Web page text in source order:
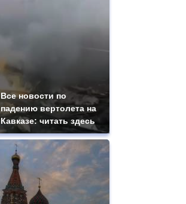
Все новости по
падению вертолета на
Кавказе: читать здесь